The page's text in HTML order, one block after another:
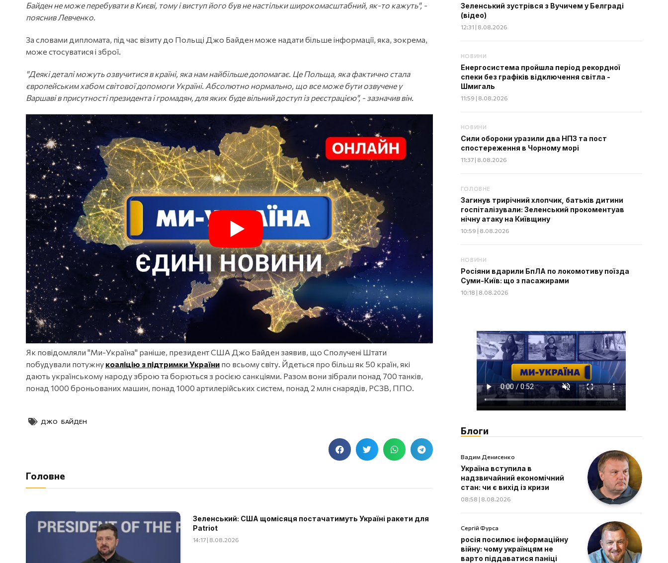
Байден не може перебувати в Києві, тому і виступ його був не настільки широкомасштабний, як-то кажуть", -
пояснив Левченко.
За словами дипломата, під час візиту до Польщі Джо Байден може надати більше інформації, яка, зокрема,
може стосуватися і зброї.
"Деякі деталі можуть озвучитися в країні, яка нам найбільше допомагає. Це Польща, яка фактично стала
європейським хабом світової допомоги Україні. Абсолютно нормально, що все може бути озвучене у
Варшаві в присутності президента і громадян, для яких буде вільний доступ із реєстрацією", - зазначив він.
Як повідомляли "Ми-Україна" раніше, президент США Джо Байден заявив, що Сполучені Штати
побудували потужну коаліцію з підтримки України по всьому світу. Йдеться про більш як 50 країн, які
дають українському народу зброю та борються з росією санкціями. Разом вони зібрали понад 700 танків,
понад 1000 броньованих машин, понад 1000 артилерійських систем, понад 2 млн снарядів, РСЗВ, ППО.
ДЖО БАЙДЕН
Головне
Зеленський: США щомісяця постачатимуть Україні ракети для
Patriot
14:17 | 8.08.2026
Зеленський зустрівся з Вучичем у Белграді
(відео)
12:31 | 8.08.2026
НОВИНИ
Енергосистема пройшла період рекордної
спеки без графіків відключення світла -
Шмигаль
11:59 | 8.08.2026
НОВИНИ
Сили оборони уразили два НПЗ та пост
спостереження в Чорному морі
11:37 | 8.08.2026
ГОЛОВНЕ
Загинув трирічний хлопчик, батьків дитини
госпіталізували: Зеленський прокоментуав
нічну атаку на Київщину
10:59 | 8.08.2026
НОВИНИ
Росіяни вдарили БпЛА по локомотиву поїзда
Суми-Київ: що з пасажирами
10:18 | 8.08.2026
Блоги
Вадим Денисенко
Україна вступила в
надзвичайний економічний
стан: чи є вихід із кризи
08:58 | 8.08.2026
Сергій Фурса
росія посилює інформаційну
війну: чому українцям не
варто піддаватися паніці